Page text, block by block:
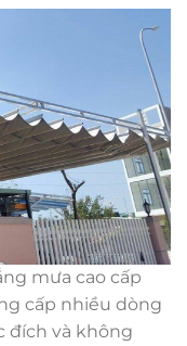
mưa cao cấp
cấp nhiều dòng
đích và không